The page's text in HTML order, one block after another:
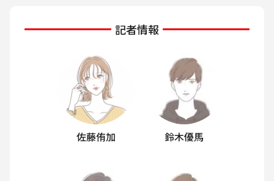
記者情報
佐藤侑加 鈴木優馬